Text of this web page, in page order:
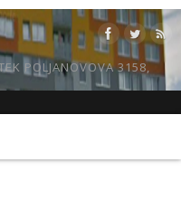
POLJANOVOVA 3158,